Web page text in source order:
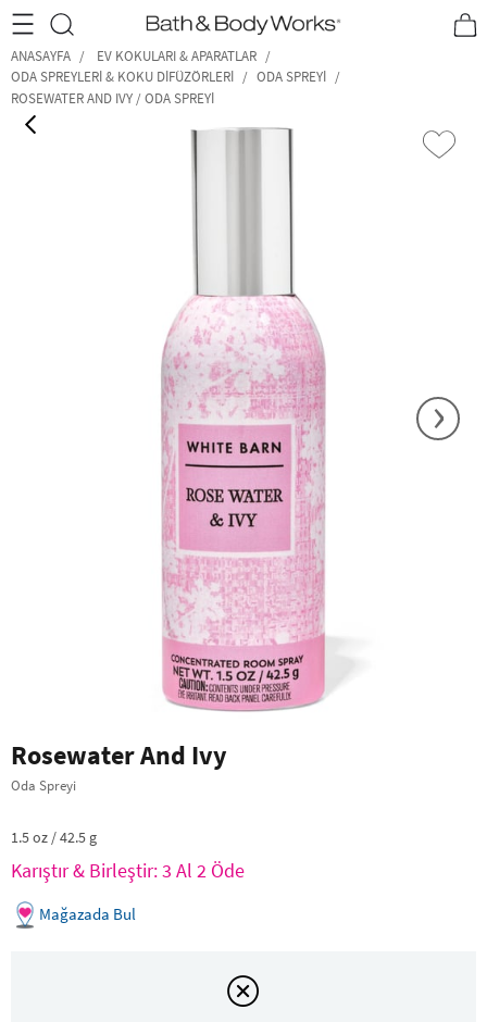
•2200₺ ve Üzeri Kargo Ücretsiz!• *Promosyon Detayları
ANASAYFA
EV KOKULARI & APARATLAR
ODA SPREYLERI & KOKU DIFÜZÖRLERI
ODA SPREYI
ROSEWATER AND IVY / ODA SPREYI
›
Rosewater And Ivy
Oda Spreyi
1.5 oz / 42.5 g
Karıştır & Birleştir: 3 Al 2 Öde
Mağazada Bul